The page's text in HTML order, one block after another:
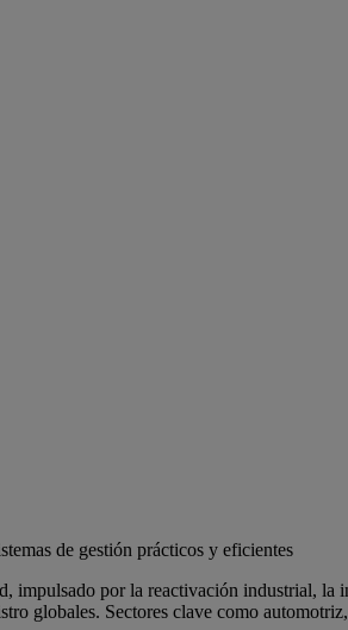
de gestión prácticos y eficientes
impulsado por la reactivación industrial, la
globales. Sectores clave como